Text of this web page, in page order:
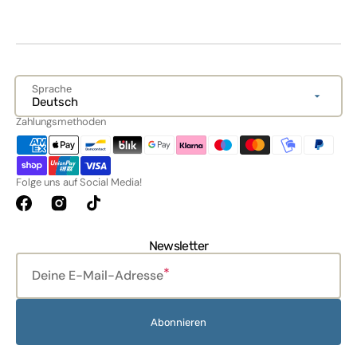
Sprache
Deutsch
Zahlungsmethoden
Folge uns auf Social Media!
FacebookInstagramTikTok
Newsletter
Deine E-Mail-Adresse
Abonnieren